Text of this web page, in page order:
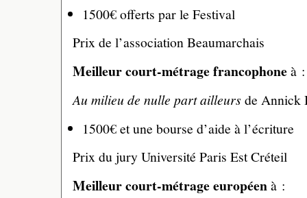
1500€ offerts par le Festival
Prix de l’association Beaumarchais
Meilleur court-métrage francophoneà :
Au milieu de nulle part ailleursde Annick
1500€ et une bourse d’aide à l’écriture
Prix du jury Université Paris Est Créteil
Meilleur court-métrage européenà :